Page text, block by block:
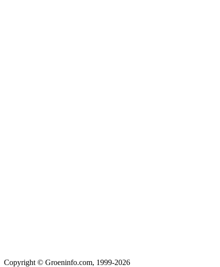
Copyright © Groeninfo.com, 1999-2026